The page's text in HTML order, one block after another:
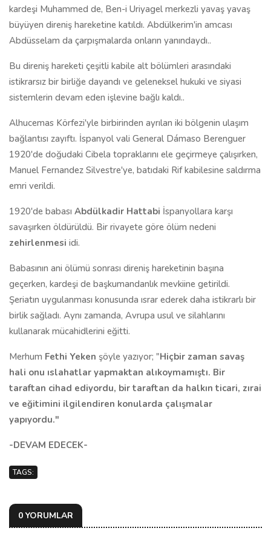
kardeşi Muhammed de, Ben-i Uriyagel merkezli yavaş yavaş
büyüyen direniş hareketine katıldı. Abdülkerim'in amcası
Abdüsselam da çarpışmalarda onların yanındaydı..
Bu direniş hareketi çeşitli kabile alt bölümleri arasındaki
istikrarsız bir birliğe dayandı ve geleneksel hukuki ve siyasi
sistemlerin devam eden işlevine bağlı kaldı..
Alhucemas Körfezi'yle birbirinden ayrılan iki bölgenin ulaşım
bağlantısı zayıftı. İspanyol vali General Dámaso Berenguer
1920'de doğudaki Cibela topraklarını ele geçirmeye çalışırken,
Manuel Fernandez Silvestre'ye, batıdaki Rif kabilesine saldırma
emri verildi.
1920'de babası Abdülkadir Hattabi İspanyollara karşı
savaşırken öldürüldü. Bir rivayete göre ölüm nedeni
zehirlenmesi idi.
Babasının ani ölümü sonrası direniş hareketinin başına
geçerken, kardeşi de başkumandanlık mevkiine getirildi.
Şeriatın uygulanması konusunda ısrar ederek daha istikrarlı bir
birlik sağladı. Aynı zamanda, Avrupa usul ve silahlarını
kullanarak mücahidlerini eğitti.
Merhum Fethi Yeken şöyle yazıyor; "Hiçbir zaman savaş
hali onu ıslahatlar yapmaktan alıkoymamıştı. Bir
taraftan cihad ediyordu, bir taraftan da halkın ticari, zırai
ve eğitimini ilgilendiren konularda çalışmalar
yapıyordu."
-DEVAM EDECEK-
TAGS:
0 YORUMLAR